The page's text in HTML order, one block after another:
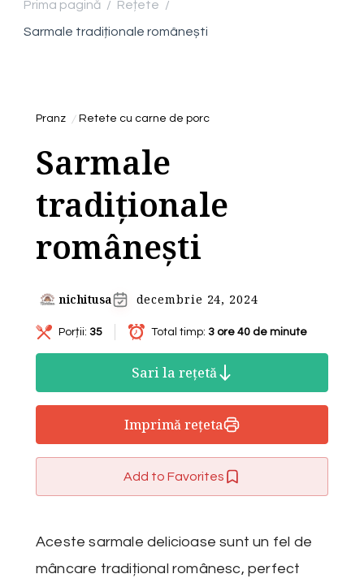
Prima pagină / Rețete /
Sarmale tradiționale românești
Pranz Retete cu carne de porc
Sarmale
tradiționale
românești
nichitusa decembrie 24, 2024
Porții: 35 Total timp: 3 ore 40 de minute
Sari la rețetă
Imprimă rețeta
Add to Favorites
Aceste sarmale delicioase sunt un fel de
mâncare tradițional românesc, perfect